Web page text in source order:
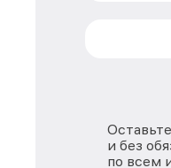
и без
по всем